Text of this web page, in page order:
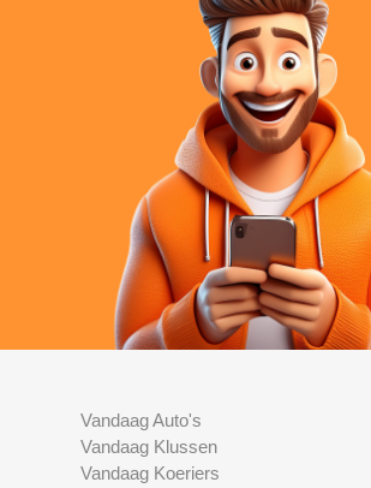
Vandaag Auto's
Vandaag Klussen
Vandaag Koeriers